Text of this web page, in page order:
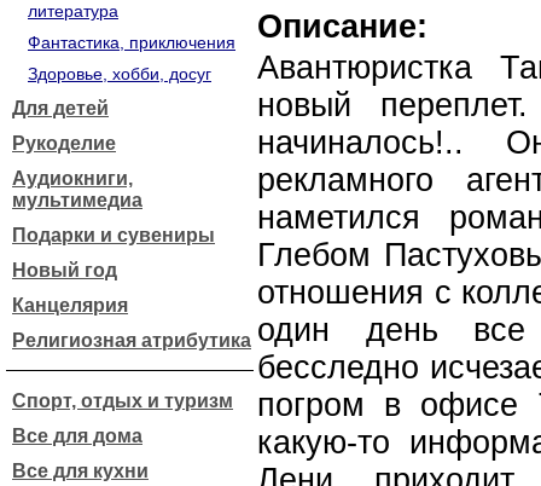
литература
Фантастика, приключения
Здоровье, хобби, досуг
Для детей
Рукоделие
Аудиокниги,
мультимедиа
Подарки и сувениры
Новый год
Канцелярия
Религиозная атрибутика
Спорт, отдых и туризм
Все для дома
Все для кухни
Описание:
Авантюристка
новый
начиналось!..
рекламного
наметился
Глебом
отношения с
один день
бесследно
погром в офисе
какую-то